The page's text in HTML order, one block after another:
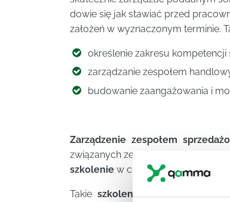
dowie się jak stawiać przed
założeń w wyznaczonym terminie.
określenie zakresu kompetencji
zarządzanie zespołem
budowanie zaangażowania i
Zarządzenie zespołem
związanych ze sprzedażą. Dlatego
szkolenie w ciągu roku.
Takieszkolenie